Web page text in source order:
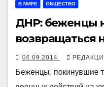
В МИРЕ ОБЩЕСТВО
ДНР: беженцы
возвращаться
06.09.2014
Беженцы, покинувшие